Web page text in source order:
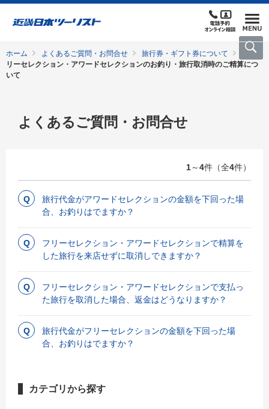
ホーム よくあるご質問・お問合せ 旅行券・ギフト券について
フ
リーセレクション・アワードセレクションのお釣り・旅行取消時のご精算につ
いて
よくあるご質問・お問合せ
1～4件（全4件）
旅行代金がアワードセレクションの金額を下回った場
合、お釣りはでますか？
フリーセレクション・アワードセレクションで精算を
した旅行を来店せずに取消しできますか？
フリーセレクション・アワードセレクションで支払っ
た旅行を取消した場合、返金はどうなりますか？
旅行代金がフリーセレクションの金額を下回った場
合、お釣りはでますか？
カテゴリから探す